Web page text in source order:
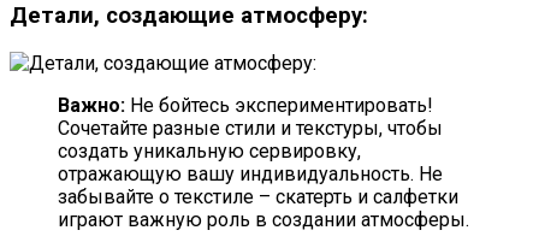
Детали, создающие атмосферу:
Важно: Не бойтесь экспериментировать!
Сочетайте разные стили и текстуры, чтобы
создать уникальную сервировку,
отражающую вашу индивидуальность. Не
забывайте о текстиле – скатерть и салфетки
играют важную роль в создании атмосферы.